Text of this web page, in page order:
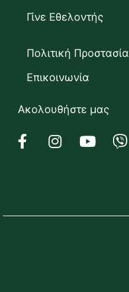
Γίνε Εθελοντής
Πολιτική Προστασία
Επικοινωνία
Ακολουθήστε μας